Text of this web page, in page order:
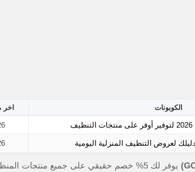
الكوبونات اخر
يوفر لك 5% خصم حقيقي على جميع منتجات